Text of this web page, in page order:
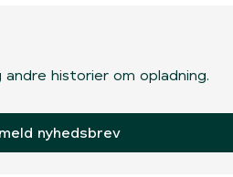
historier om opladning.
nyhedsbrev